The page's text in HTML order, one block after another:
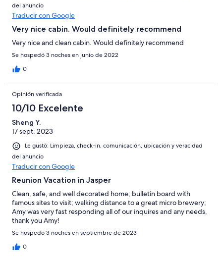
del anuncio
Traducir con Google
Very nice cabin. Would definitely recommend
Very nice and clean cabin. Would definitely recommend
Se hospedó 3 noches en junio de 2022
0
Opinión verificada
10/10 Excelente
Sheng Y.
17 sept. 2023
Le gustó: Limpieza, check-in, comunicación, ubicación y veracidad
del anuncio
Traducir con Google
Reunion Vacation in Jasper
Clean, safe, and well decorated home; bulletin board with
famous sites to visit; walking distance to a great micro brewery;
Amy was very fast responding all of our inquires and any needs,
thank you Amy!
Se hospedó 3 noches en septiembre de 2023
0